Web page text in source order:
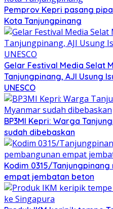
Pemprov Kepri pasang
Kota Tanjungpinang
Gelar Festival Media Selat
Tanjungpinang, AJI Usung
UNESCO
BP3MI Kepri: Warga
sudah dibebaskan
Kodim 0315/
empat jembatan beton